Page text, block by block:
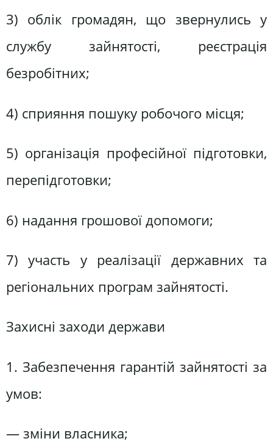
3) облік громадян, що звернулись у
службу зайнятості, реєстрація
безробітних;
4) сприяння пошуку робочого місця;
5) організація професійної підготовки,
перепідготовки;
6) надання грошової допомоги;
7) участь у реалізації державних та
регіональних програм зайнятості.
Захисні заходи держави
1. Забезпечення гарантій зайнятості за
умов:
— зміни власника;